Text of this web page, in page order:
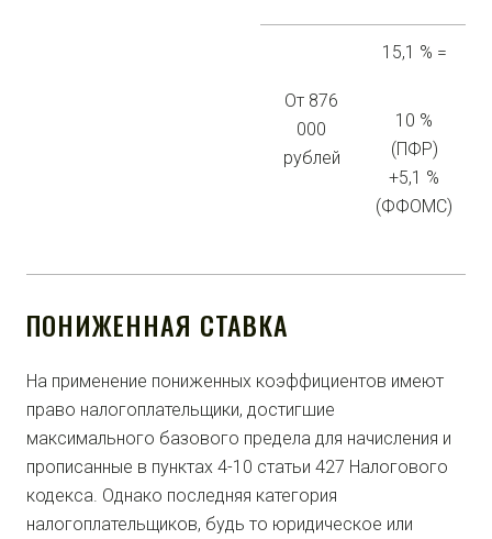
От 876
000
рублей
15,1 % =
10 %
(ПФР)
+5,1 %
(ФФОМС)
ПОНИЖЕННАЯ СТАВКА
На применение пониженных коэффициентов имеют
право налогоплательщики, достигшие
максимального базового предела для начисления и
прописанные в пунктах 4-10 статьи 427 Налогового
кодекса. Однако последняя категория
налогоплательщиков, будь то юридическое или